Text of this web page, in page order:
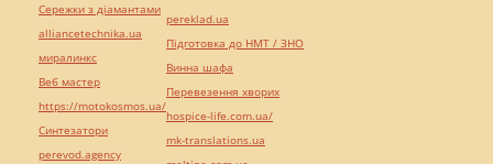
Сережки з діамантами
alliancetechnika.ua
миралинкс
Веб мастер
https://motokosmos.ua/
Синтезатори
perevod.agency
pereklad.ua
Підготовка до НМТ / ЗНО
Винна шафа
Перевезення хворих
hospice-life.com.ua/
mk-translations.ua